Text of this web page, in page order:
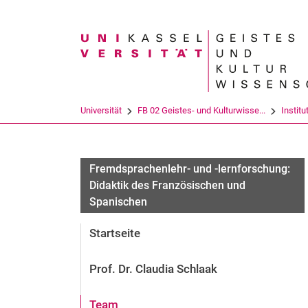
Suchbegriff
Universität FB 02 Geistes- und Kulturwisse...
Fremdsprachenlehr- und -lernforschung:
Didaktik des Französischen und
Spanischen
Startseite
Prof. Dr. Claudia Schlaak
Team